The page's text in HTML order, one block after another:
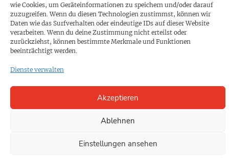
wie Cookies, um Geräteinformationen zu speichern und/oder darauf
zuzugreifen. Wenn du diesen Technologien zustimmst, können wir
Daten wie das Surfverhalten oder eindeutige IDs auf dieser Website
verarbeiten. Wenn du deine Zustimmung nicht erteilst oder
zurückziehst, können bestimmte Merkmale und Funktionen
beeinträchtigt werden.
Dienste verwalten
Akzeptieren
Ablehnen
Einstellungen ansehen
PROKOMPAKT
Impressum
SPENDEN
Datenschutz